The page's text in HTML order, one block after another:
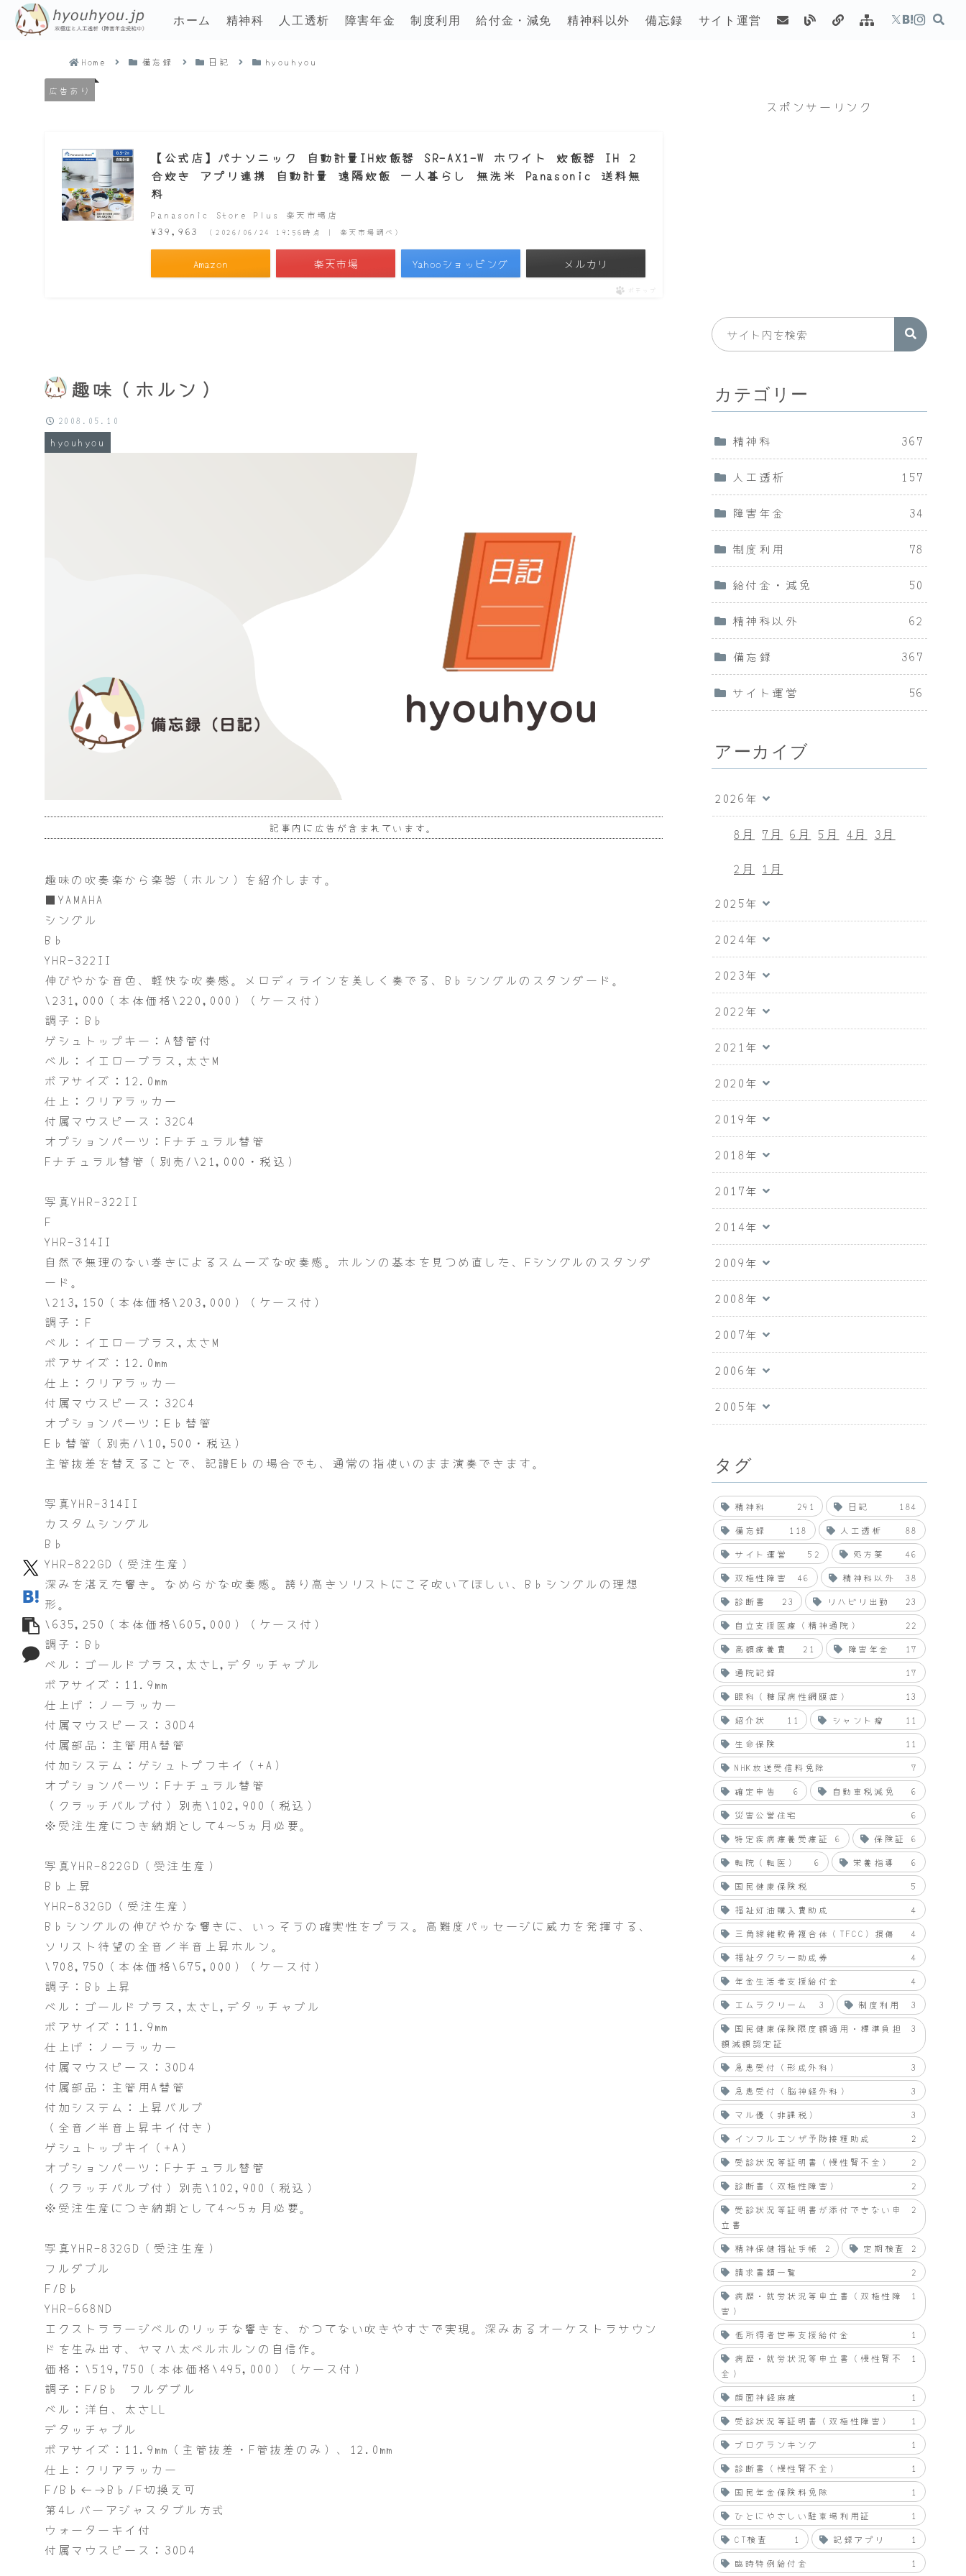
ホーム 精神科 人工透析 障害年金 制度利用 給付金・減免 精神科以外 備忘録 サイト運営
Home 備忘録 日記 hyouhyou
広告あり
趣味（ホルン）
hyouhyou
2008.05.10
記事内に広告が含まれています。
【公式店】パナソニック 自動計量IH炊飯器 SR-AX1-W ホワイト 炊飯器 IH 2
合炊き アプリ連携 自動計量 遠隔炊飯 一人暮らし 無洗米 Panasonic 送料無
料
Panasonic Store Plus 楽天市場店
¥39,963 （2026/06/24 19:56時点 | 楽天市場調べ）
Amazon 楽天市場 Yahooショッピング メルカリ
ポチップ
趣味の吹奏楽から楽器（ホルン）を紹介します。
■YAMAHA
シングル
B♭
YHR-322II
伸びやかな音色、軽快な吹奏感。メロディラインを美しく奏でる、B♭シングルのスタンダード。
\231,000（本体価格\220,000）（ケース付）
調子：B♭
ゲシュトップキー：A替管付
ベル：イエローブラス,太さM
ボアサイズ：12.0mm
仕上：クリアラッカー
付属マウスピース：32C4
オプションパーツ：Fナチュラル替管
Fナチュラル替管（別売/\21,000・税込）
写真YHR-322II
F
YHR-314II
自然で無理のない巻きによるスムーズな吹奏感。ホルンの基本を見つめ直した、Fシングルのスタンダ
ード。
\213,150（本体価格\203,000）（ケース付）
調子：F
ベル：イエローブラス,太さM
ボアサイズ：12.0mm
仕上：クリアラッカー
付属マウスピース：32C4
オプションパーツ：E♭替管
E♭替管（別売/\10,500・税込）
主管抜差を替えることで、記譜E♭の場合でも、通常の指使いのまま演奏できます。
写真YHR-314II
カスタムシングル
B♭
YHR-822GD（受注生産）
深みを湛えた響き。なめらかな吹奏感。誇り高きソリストにこそ吹いてほしい、B♭シングルの理想
形。
\635,250（本体価格\605,000）（ケース付）
調子：B♭
ベル：ゴールドブラス,太さL,デタッチャブル
ボアサイズ：11.9mm
仕上げ：ノーラッカー
付属マウスピース：30D4
付属部品：主管用A替管
付加システム：ゲシュトプフキイ（+A）
オプションパーツ：Fナチュラル替管
（クラッチバルブ付）別売\102,900（税込）
※受注生産につき納期として4～5ヵ月必要。
写真YHR-822GD（受注生産）
B♭上昇
YHR-832GD（受注生産）
B♭シングルの伸びやかな響きに、いっそうの確実性をプラス。高難度パッセージに威力を発揮する、
ソリスト待望の全音／半音上昇ホルン。
\708,750（本体価格\675,000）（ケース付）
調子：B♭上昇
ベル：ゴールドブラス,太さL,デタッチャブル
ボアサイズ：11.9mm
仕上げ：ノーラッカー
付属マウスピース：30D4
付属部品：主管用A替管
付加システム：上昇バルブ
（全音／半音上昇キイ付き）
ゲシュトップキイ（+A）
オプションパーツ：Fナチュラル替管
（クラッチバルブ付）別売\102,900（税込）
※受注生産につき納期として4～5ヵ月必要。
写真YHR-832GD（受注生産）
フルダブル
F/B♭
YHR-668ND
エクストララージベルのリッチな響きを、かつてない吹きやすさで実現。深みあるオーケストラサウン
ドを生み出す、ヤマハ太ベルホルンの自信作。
価格：\519,750（本体価格\495,000）（ケース付）
調子：F/B♭ フルダブル
ベル：洋白、太さLL
デタッチャブル
ボアサイズ：11.9mm（主管抜差・F管抜差のみ）、12.0mm
仕上：クリアラッカー
F/B♭←→B♭/F切換え可
第4レバーアジャスタブル方式
ウォーターキイ付
付属マウスピース：30D4
スポンサーリンク
カテゴリー
精神科 367
人工透析 157
障害年金 34
制度利用 78
給付金・減免 50
精神科以外 62
備忘録 367
サイト運営 56
アーカイブ
2026年
8月 7月 6月 5月 4月
3月
2月
1月
2025年
2024年
2023年
2022年
2021年
2020年
2019年
2018年
2017年
2014年
2009年
2008年
2007年
2006年
2005年
タグ
精神科 291 日記
184
備忘録
118 人工透析
88
サイト運営
52 処方薬
46
双極性障害
46 精神科以外
38
診断書
23 リハビリ出勤
23
自立支援医療（精神通院）
22
高額療養費
21 障害年金
17
通院記録
17
眼科（糖尿病性網膜症）
13
紹介状
11 シャント瘤
11
生命保険
11
NHK放送受信料免除
7
確定申告
6 自動車税減免
6
災害公営住宅
6
特定疾病療養受療証
6 保険証
6
転院（転医）
6 栄養指導
6
国民健康保険税
5
福祉灯油購入費助成
4
三角線維軟骨複合体（TFCC）損傷
4
福祉タクシー助成券
4
年金生活者支援給付金
4
エムラクリーム
3 制度利用
3
国民健康保険限度額適用・標準負担
額減額認定証
3
急患受付（形成外科）
3
急患受付（脳神経外科）
3
マル優（非課税）
3
インフルエンザ予防接種助成
2
受診状況等証明書（慢性腎不全）
2
診断書（双極性障害）
2
受診状況等証明書が添付できない申
立書
2
精神保健福祉手帳 2 定期検査
2
請求書類一覧
2
病歴・就労状況等申立書（双極性障
害）
1
低所得者世帯支援給付金
1
病歴・就労状況等申立書（慢性腎不
全）
1
顔面神経麻痺
1
受診状況等証明書（双極性障害）
1
ブログランキング
1
診断書（慢性腎不全）
1
国民年金保険料免除
1
ひとにやさしい駐車場利用証
1
CT検査
1 記録アプリ
1
臨時特例給付金
1